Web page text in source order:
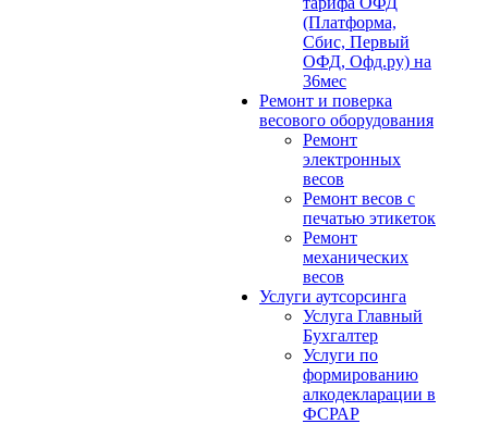
(Платформа,
Сбис, Первый
ОФД, Офд.ру) на
36мес
Ремонт и поверка
весового оборудования
Ремонт
электронных
весов
Ремонт весов с
печатью этикеток
Ремонт
механических
весов
Услуги аутсорсинга
Услуга Главный
Бухгалтер
Услуги по
формированию
алкодекларации в
ФСРАР